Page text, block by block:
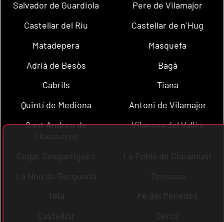
Salvador de Guardiola
Pere de Vilamajor
Castellar del Riu
Castellar de n´Hug
Matadepera
Masquefa
Adrià de Besòs
Bagà
Cabrils
Tiana
Quintí de Mediona
Antoni de Vilamajor
Sant Andreu de
Llavaneres
Vilanova del Vallès
Cugat Sesgarrigues
La Pobla de Claramunt
La Nou de Berguedà
Terrassa
Teià
Fe del Penedès
Castellcir
Cercs